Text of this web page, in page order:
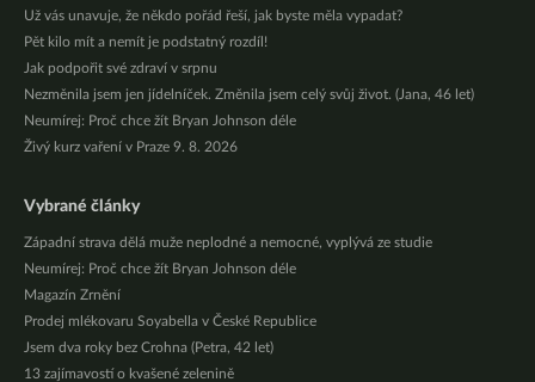
Už vás unavuje, že někdo pořád řeší, jak byste měla vypadat?
Pět kilo mít a nemít je podstatný rozdíl!
Jak podpořit své zdraví v srpnu
Nezměnila jsem jen jídelníček. Změnila jsem celý svůj život. (Jana, 46 let)
Neumírej: Proč chce žít Bryan Johnson déle
Živý kurz vaření v Praze 9. 8. 2026
Vybrané články
Západní strava dělá muže neplodné a nemocné, vyplývá ze studie
Neumírej: Proč chce žít Bryan Johnson déle
Magazín Zrnění
Prodej mlékovaru Soyabella v České Republice
Jsem dva roky bez Crohna (Petra, 42 let)
13 zajímavostí o kvašené zelenině